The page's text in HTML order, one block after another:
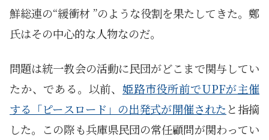
鮮総連の“緩衝材 ”のような役割を果たしてきた。鄭
氏はその中心的な人物なのだ。
問題は統一教会の活動に民団がどこまで関与してい
たか、である。以前、 姫路市役所前でUPFが主催
する「ピースロード」の出発式が開催されたと指摘
した。この際も兵庫県民団の常任顧問が関わってい